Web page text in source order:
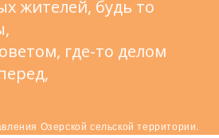
жителей, будь то
где-то делом
Озерской сельской территории.